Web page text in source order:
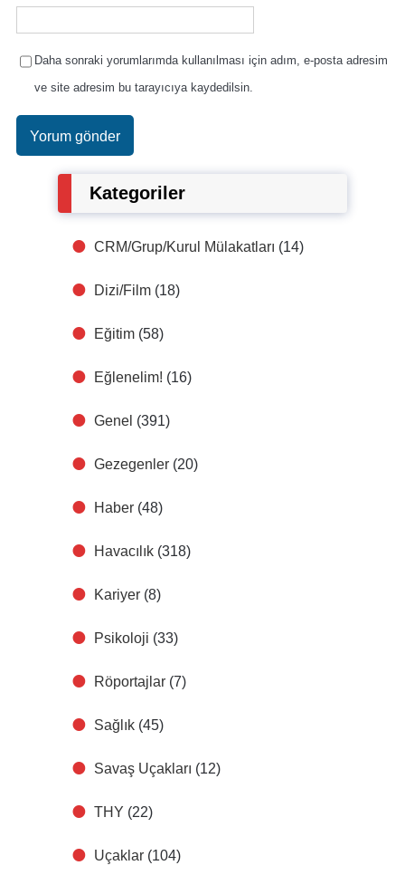
Daha sonraki yorumlarımda kullanılması için adım, e-posta adresim
ve site adresim bu tarayıcıya kaydedilsin.
Kategoriler
CRM/Grup/Kurul Mülakatları (14)
Dizi/Film (18)
Eğitim (58)
Eğlenelim! (16)
Genel (391)
Gezegenler (20)
Haber (48)
Havacılık (318)
Kariyer (8)
Psikoloji (33)
Röportajlar (7)
Sağlık (45)
Savaş Uçakları (12)
THY (22)
Uçaklar (104)